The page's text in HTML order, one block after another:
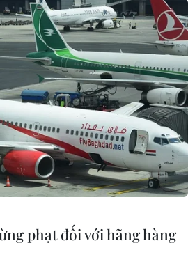
và vàng Rồng Thăng Long trong tuần
(Vietnam+)
phạt đối với hãng hàng